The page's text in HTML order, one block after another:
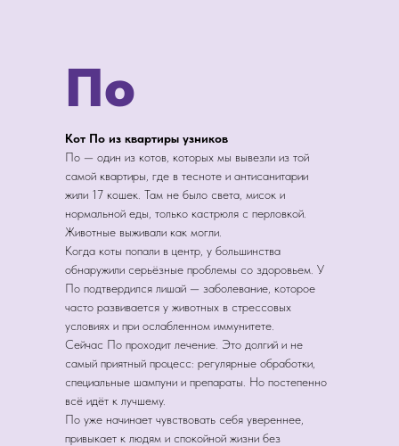
Кот По из квартиры узников
По — один из котов, которых мы вывезли из той
самой квартиры, где в тесноте и антисанитарии
жили 17 кошек. Там не было света, мисок и
нормальной еды, только кастрюля с перловкой.
Животные выживали как могли.
Когда коты попали в центр, у большинства
обнаружили серьёзные проблемы со здоровьем. У
По подтвердился лишай — заболевание, которое
часто развивается у животных в стрессовых
условиях и при ослабленном иммунитете.
Сейчас По проходит лечение. Это долгий и не
самый приятный процесс: регулярные обработки,
специальные шампуни и препараты. Но постепенно
всё идёт к лучшему.
По уже начинает чувствовать себя увереннее,
привыкает к людям и спокойной жизни без
По